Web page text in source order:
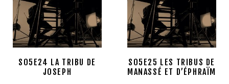
S05E24 LA TRIBU DE
JOSEPH
S05E25 LES TRIBUS DE
MANASSÉ ET D’ÉPHRAÏM